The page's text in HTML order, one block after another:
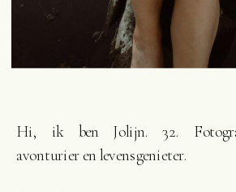
Hi, ik ben Jolijn. 32.
avonturier en levensgenieter.